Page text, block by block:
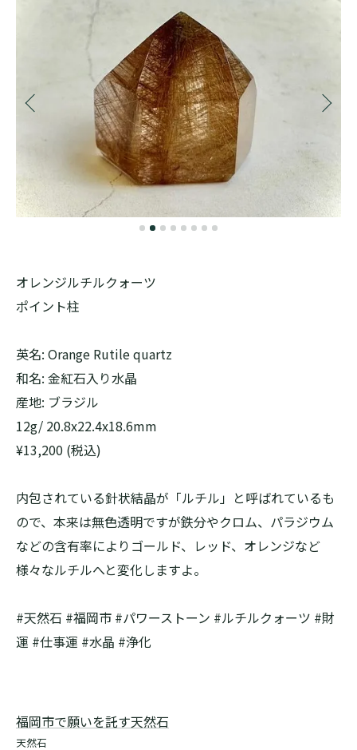
オレンジルチルクォーツ
ポイント柱
英名: Orange Rutile quartz
和名: 金紅石入り水晶
産地: ブラジル
12g/ 20.8x22.4x18.6mm
¥13,200 (税込)
内包されている針状結晶が「ルチル」と呼ばれているも
ので、本来は無色透明ですが鉄分やクロム、パラジウム
などの含有率によりゴールド、レッド、オレンジなど
様々なルチルへと変化しますよ。
#天然石 #福岡市 #パワーストーン #ルチルクォーツ #財
運 #仕事運 #水晶 #浄化
福岡市で願いを託す天然石
天然石